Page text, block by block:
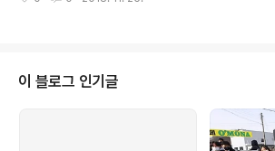
세 이상 구민들에게 능력과 적성에 맞는 일자리를 발굴 제
공해 복지 향상과 건강한 노후를 돕는 ‘노인일자리 지원기
관’인 서대문시니어클럽이 주력으로 내세우는 사업이 바로
이동형 스팀세차와 밑반찬 제조 배달이다. 서대문구는 참
여자 모집과 교육도 시작했다. 서대문구에 따르면 이동형
이 블로그 인기글